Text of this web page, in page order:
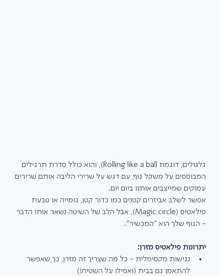
גלגולים, דוגמת Rolling like a ball), והוא כולל סדרת תרגילים
המבוססים על משקל גוף, עם דגש על שרירי הליבה אותם שרירים
עמוקים שמייצבים אותנו ביום יום.
אפשר לשלב אביזרים קטנים כמו כדור קטן, גומייה או טבעת
פילאטיס (Magic circle), אבל הלב של השיטה נשאר אותו הדבר
- הגוף שלך הוא "המכשיר".
יתרונות פילאטיס מזרן:
נגישות מקסימלית - כל מה שצריך זה מזרן, כך שאפשר
להתאמן גם בבית (ואפילו על השטיח!)